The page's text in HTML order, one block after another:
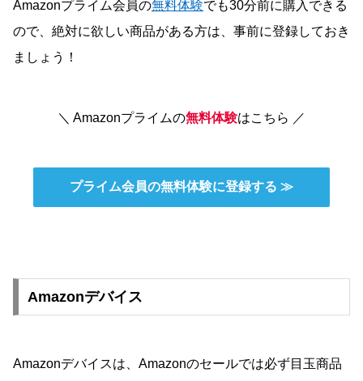
Amazonプライム会員の無料体験でも30分前に購入できる
ので、絶対に欲しい商品がある方は、事前に登録しておき
ましょう！
＼ Amazonプライムの無料体験はこちら ／
プライム会員の無料体験に登録する ≫
Amazonデバイス
Amazonデバイスは、Amazonのセールでは必ず目玉商品